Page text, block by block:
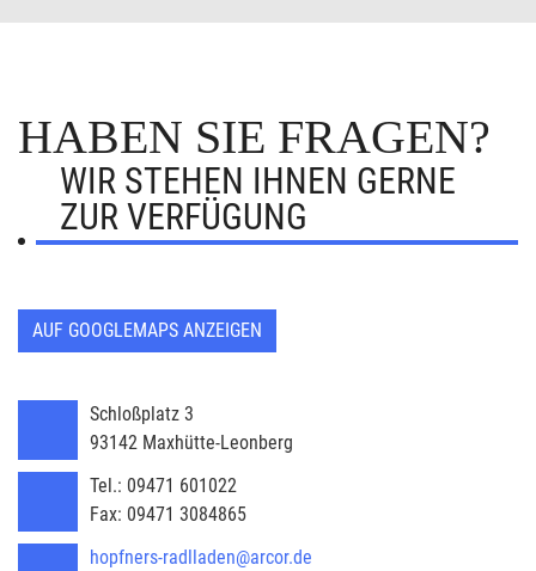
HABEN SIE FRAGEN?
WIR STEHEN IHNEN GERNE
ZUR VERFÜGUNG
AUF GOOGLEMAPS ANZEIGEN
Schloßplatz 3
93142 Maxhütte-Leonberg
Tel.: 09471 601022
Fax: 09471 3084865
hopfners-radlladen@arcor.de